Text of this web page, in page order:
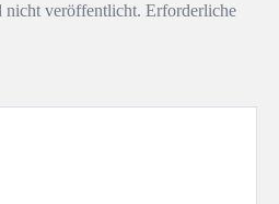
veröffentlicht. Erforderliche